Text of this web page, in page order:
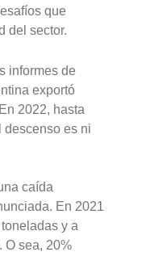
que
del sector.
informes de
exportó
2022, hasta
descenso es ni
caída
En 2021
y a
O sea, 20%